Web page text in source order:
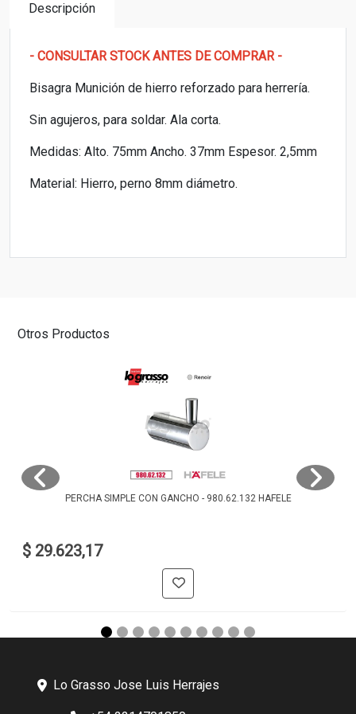
Descripción
- CONSULTAR STOCK ANTES DE COMPRAR -
Bisagra Munición de hierro reforzado para herrería.
Sin agujeros, para soldar. Ala corta.
Medidas: Alto. 75mm Ancho. 37mm Espesor. 2,5mm
Material: Hierro, perno 8mm diámetro.
Otros Productos
PERCHA SIMPLE CON GANCHO - 980.62.132 HAFELE
$ 29.623,17
Lo Grasso Jose Luis Herrajes